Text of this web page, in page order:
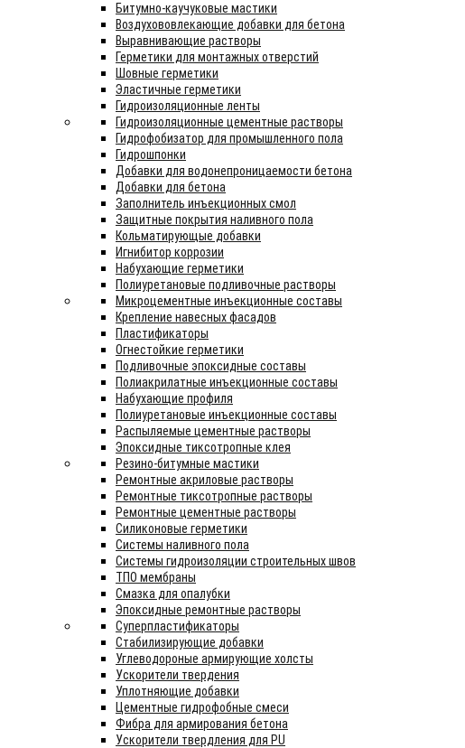
Битумно-каучуковые мастики
Воздухововлекающие добавки для бетона
Выравнивающие растворы
Герметики для монтажных отверстий
Шовные герметики
Эластичные герметики
Гидроизоляционные ленты
Гидроизоляционные цементные растворы
Гидрофобизатор для промышленного пола
Гидрошпонки
Добавки для водонепроницаемости бетона
Добавки для бетона
Заполнитель инъекционных смол
Защитные покрытия наливного пола
Кольматирующые добавки
Игнибитор коррозии
Набухающие герметики
Полиуретановые подливочные растворы
Микроцементные инъекционные составы
Крепление навесных фасадов
Пластификаторы
Огнестойкие герметики
Подливочные эпоксидные составы
Полиакрилатные инъекционные составы
Набухающие профиля
Полиуретановые инъекционные составы
Распыляемые цементные растворы
Эпоксидные тиксотропные клея
Резино-битумные мастики
Ремонтные акриловые растворы
Ремонтные тиксотропные растворы
Ремонтные цементные растворы
Силиконовые герметики
Системы наливного пола
Системы гидроизоляции строительных швов
ТПО мембраны
Смазка для опалубки
Эпоксидные ремонтные растворы
Суперпластификаторы
Стабилизирующие добавки
Углеводороные армирующие холсты
Ускорители твердения
Уплотняющие добавки
Цементные гидрофобные смеси
Фибра для армирования бетона
Ускорители твердления для PU